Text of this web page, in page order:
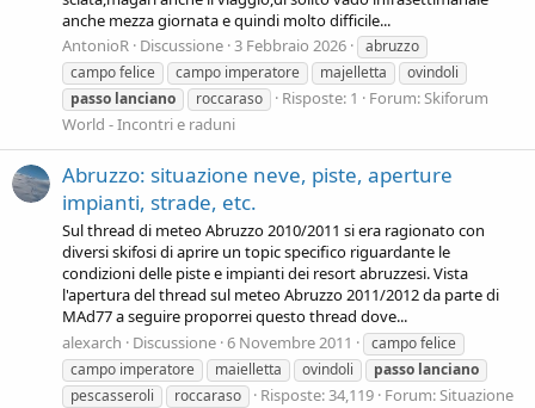
anche mezza giornata e quindi molto difficile...
AntonioR Discussione 3 Febbraio 2026
abruzzo
campo felice
campo imperatore majelletta
ovindoli
passo lanciano roccaraso Risposte: 1 Forum:Skiforum
World - Incontri e raduni
Abruzzo: situazione neve, piste, aperture
impianti, strade, etc.
Sul thread di meteo Abruzzo 2010/2011 si era ragionato con
diversi skifosi di aprire un topic specifico riguardante le
condizioni delle piste e impianti dei resort abruzzesi. Vista
l'apertura del thread sul meteo Abruzzo 2011/2012 da parte di
MAd77 a seguire proporrei questo thread dove...
alexarch
Discussione 6 Novembre 2011
campo felice
campo imperatore
maielletta ovindoli passo lanciano
pescasseroli
roccaraso Risposte: 34,119 Forum:Situazione